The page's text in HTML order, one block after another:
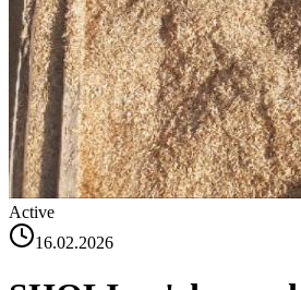
Active
16.02.2026